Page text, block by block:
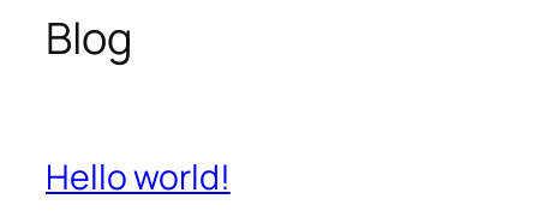
Blog
Hello world!